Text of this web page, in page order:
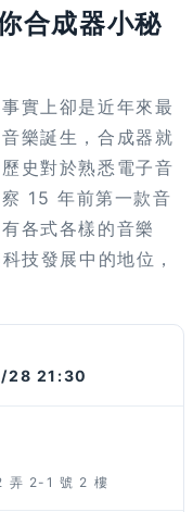
合成器小秘
實上卻是近年來最
樂誕生，合成器就
史對於熟悉電子音
15 年前第一款音
各式各樣的音樂
技發展中的地位，
28 21:30
弄 2-1 號 2 樓